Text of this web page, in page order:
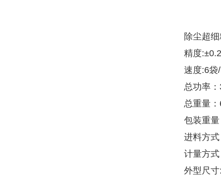
除尘超
精度
速度:6袋
总功率
总重量
包装重
进料方
计量方
外型尺